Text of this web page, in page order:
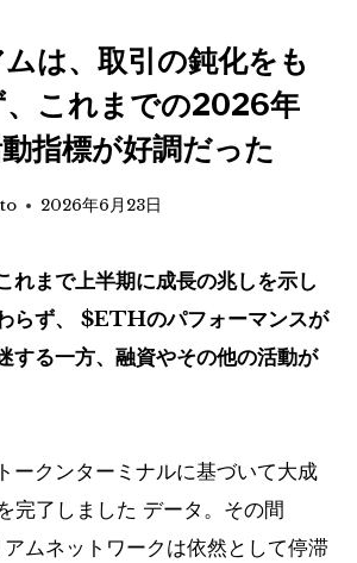
は、取引の鈍化をも
、これまでの2026年
指標が好調だった
2026年6月23日
れまで上半期に成長の兆しを示し
らず、 $ETHのパフォーマンスが
する一方、融資やその他の活動が
ークンターミナルに基づいて大成
完了しました データ。その間
ムネットワークは依然として停滞